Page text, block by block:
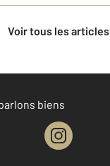
Voir tous les articles
biens